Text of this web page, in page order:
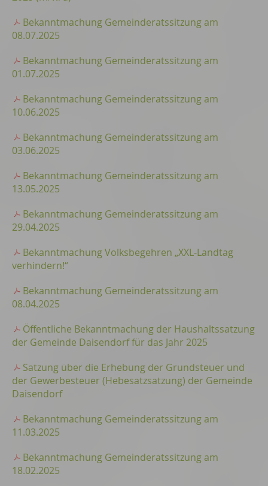
Bekanntmachung Gemeinderatssitzung am
08.07.2025
Bekanntmachung Gemeinderatssitzung am
01.07.2025
Bekanntmachung Gemeinderatssitzung am
10.06.2025
Bekanntmachung Gemeinderatssitzung am
03.06.2025
Bekanntmachung Gemeinderatssitzung am
13.05.2025
Bekanntmachung Gemeinderatssitzung am
29.04.2025
Bekanntmachung Volksbegehren „XXL-Landtag
verhindern!“
Bekanntmachung Gemeinderatssitzung am
08.04.2025
Öffentliche Bekanntmachung der Haushaltssatzung
der Gemeinde Daisendorf für das Jahr 2025
Satzung über die Erhebung der Grundsteuer und
der Gewerbesteuer (Hebesatzsatzung) der Gemeinde
Daisendorf
Bekanntmachung Gemeinderatssitzung am
11.03.2025
Bekanntmachung Gemeinderatssitzung am
18.02.2025